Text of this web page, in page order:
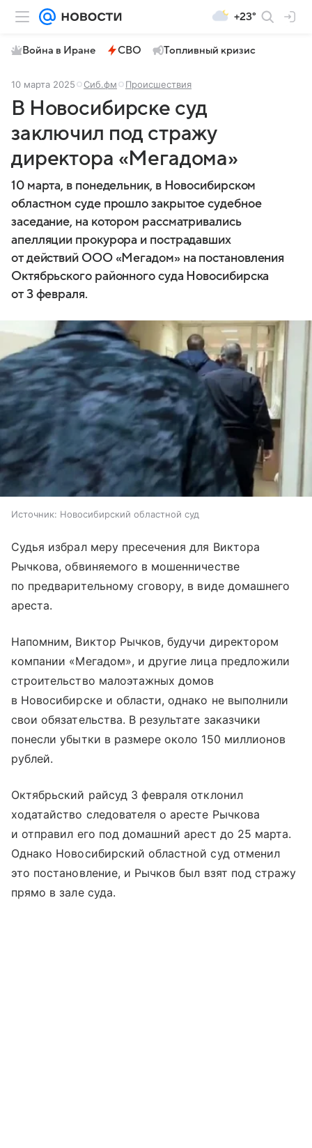
+23°
Война в Иране СВО Топливный кризис
10 марта 2025 Сиб.фм Происшествия
В Новосибирске суд
заключил под стражу
директора «Мегадома»
10 марта, в понедельник, в Новосибирском
областном суде прошло закрытое судебное
заседание, на котором рассматривались
апелляции прокурора и пострадавших
от действий ООО «Мегадом» на постановления
Октябрьского районного суда Новосибирска
от 3 февраля.
Источник: Новосибирский областной суд
Судья избрал меру пресечения для Виктора
Рычкова, обвиняемого в мошенничестве
по предварительному сговору, в виде домашнего
ареста.
Напомним, Виктор Рычков, будучи директором
компании «Мегадом», и другие лица предложили
строительство малоэтажных домов
в Новосибирске и области, однако не выполнили
свои обязательства. В результате заказчики
понесли убытки в размере около 150 миллионов
рублей.
Октябрьский райсуд 3 февраля отклонил
ходатайство следователя о аресте Рычкова
и отправил его под домашний арест до 25 марта.
Однако Новосибирский областной суд отменил
это постановление, и Рычков был взят под стражу
прямо в зале суда.